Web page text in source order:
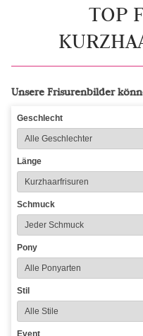
TOP
Unsere Frisurenbilder
Geschlecht
Länge
Schmuck
Pony
Stil
Event